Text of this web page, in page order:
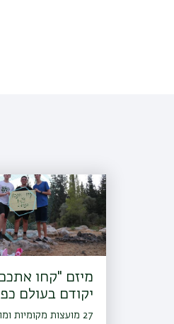
מיזם "קחו
יקודם בעולם
27 מועצות מקומיות